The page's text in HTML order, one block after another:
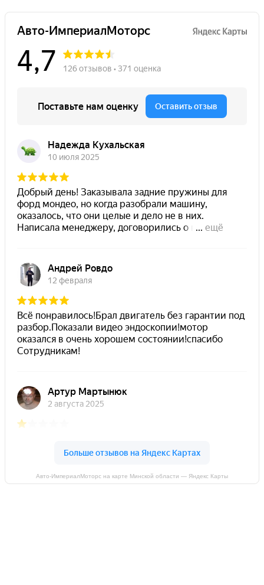
Авто-ИмпериалМоторс на карте Минской области — Яндекс Карты